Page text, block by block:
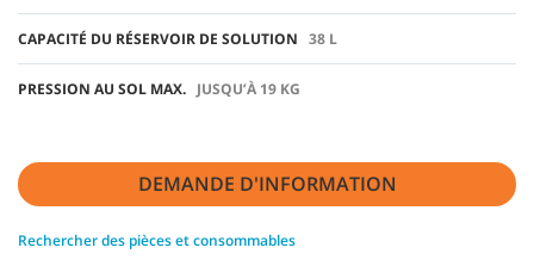
CAPACITÉ DU RÉSERVOIR DE SOLUTION 38 L
PRESSION AU SOL MAX. JUSQU’À 19 KG
DEMANDE D'INFORMATION
Rechercher des pièces et consommables